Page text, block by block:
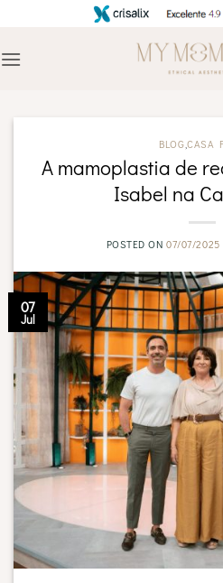
content
BLOG,CASA
A mamoplastia de
Isabel na
POSTED ON07/07/2025
07
Jul